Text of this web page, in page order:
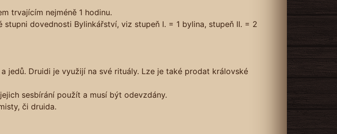
trvajícím nejméně 1 hodinu.
dovednosti Bylinkářství, viz stupeň I. = 1 bylina, stupeň II. = 2
jedů. Druidi je využijí na své rituály. Lze je také prodat královské
sesbírání použít a musí být odevzdány.
či druida.